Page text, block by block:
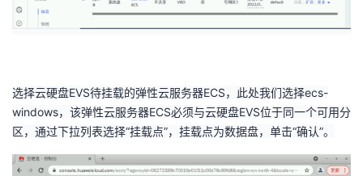
选择云硬盘EVS待挂载的弹性云服务器ECS，此处我们选择ecs-
windows，该弹性云服务器ECS必须与云硬盘EVS位于同一个可用分
区，通过下拉列表选择“挂载点”，挂载点为数据盘，单击“确认”。